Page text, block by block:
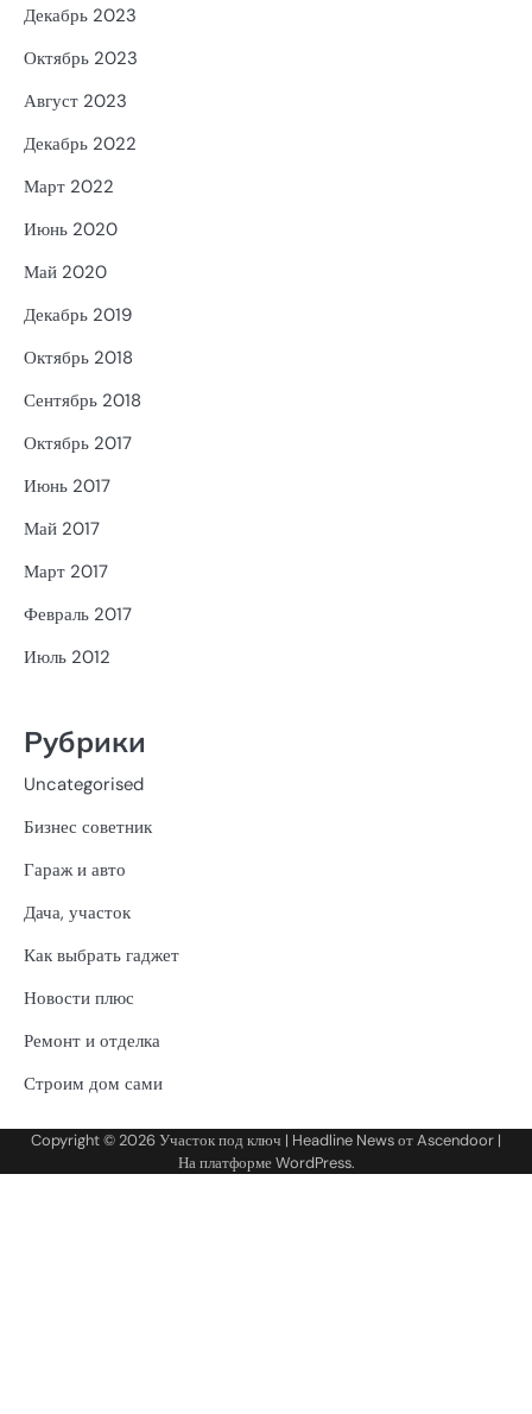
Декабрь 2023
Октябрь 2023
Август 2023
Декабрь 2022
Март 2022
Июнь 2020
Май 2020
Декабрь 2019
Октябрь 2018
Сентябрь 2018
Октябрь 2017
Июнь 2017
Май 2017
Март 2017
Февраль 2017
Июль 2012
Рубрики
Uncategorised
Бизнес советник
Гараж и авто
Дача, участок
Как выбрать гаджет
Новости плюс
Ремонт и отделка
Строим дом сами
Copyright © 2026Участок под ключ | Headline News отAscendoor |
На платформеWordPress.